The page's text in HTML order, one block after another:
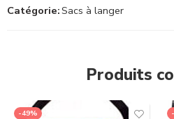
Catégorie:Sacs à langer
Produits
-49%